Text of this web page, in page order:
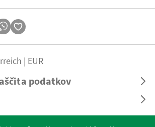
podatkov
| EUR